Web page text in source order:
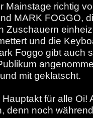
Mainstage richtig
MARK FOGGO,
Zuschauern
und die
Foggo gibt auch
mit geklatscht.
für alle Oi!
denn noch